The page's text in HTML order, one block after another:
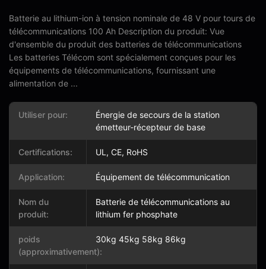
Batterie au lithium-ion à tension nominale de 48 V pour tours de
télécommunications 100 Ah Description du produit: Vue
d'ensemble du produit des batteries de télécommunications
Les batteries Télécom sont spécialement conçues pour les
équipements de télécommunications, fournissant une
alimentation de ...
Utiliser pour:
Énergie de secours de la station
émetteur-récepteur de base
Certifications: UL, CE, RoHS
Application: Équipement de télécommunication
Nom du
produit:
Batterie de télécommunications au
lithium fer phosphate
poids
(approximativement):
30kg 45kg 58kg 86kg